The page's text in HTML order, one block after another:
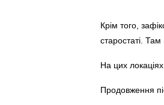
Крім того,
старостаті.
На цих
Продовження